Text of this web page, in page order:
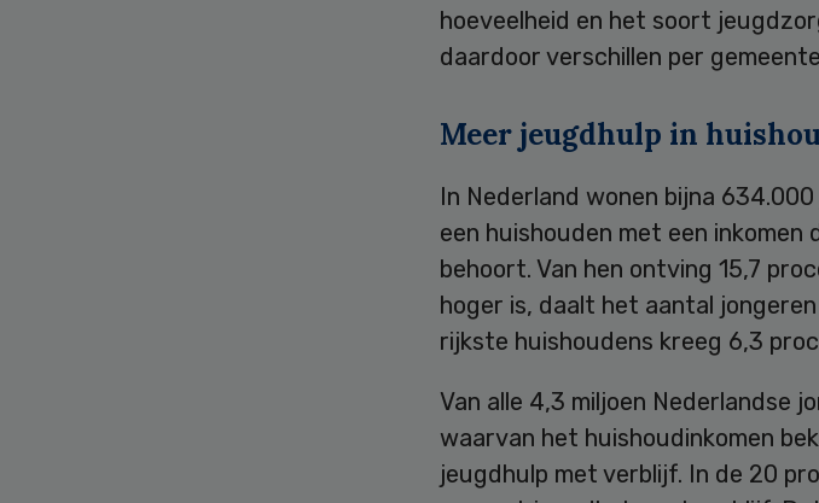
hoeveelheid en het soort
daardoor verschillen per
Meer jeugdhulp in
In Nederland wonen bijna
een huishouden met een
behoort. Van hen ontving 15,7
hoger is, daalt het aantal
rijkste huishoudens kreeg 6,3
Van alle 4,3 miljoen Nederlandse
waarvan het huishoudinkomen
jeugdhulp met verblijf. In de 20